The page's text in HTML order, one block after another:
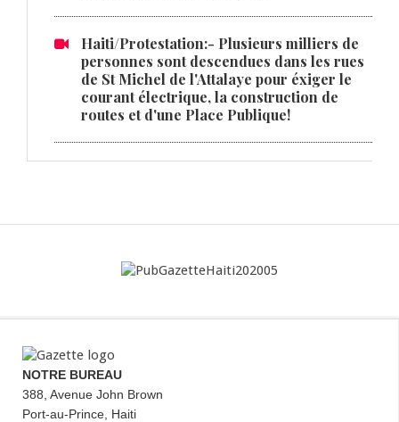
Haiti/Protestation:- Plusieurs milliers de
personnes sont descendues dans les rues
de St Michel de l'Attalaye pour éxiger le
courant électrique, la construction de
routes et d'une Place Publique!
NOTRE BUREAU
388, Avenue John Brown
Port-au-Prince, Haiti